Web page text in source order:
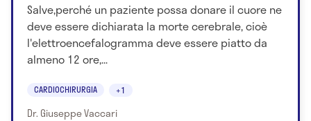
Salve,perché un paziente possa donare il cuore ne
deve essere dichiarata la morte cerebrale, cioè
l'elettroencefalogramma deve essere piatto da
almeno 12 ore,...
CARDIOCHIRURGIA +1
Dr. Giuseppe Vaccari